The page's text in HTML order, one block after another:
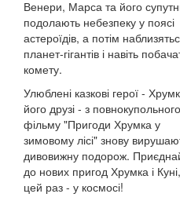
Венери, Марса та його
подолають небезпеку у поясі
астероїдів, а потім
планет-гігантів і навіть
комету.
Улюблені казкові герої -
його друзі - з повнокупольного
фільму "Пригоди Хрумка у
зимовому лісі" знову
дивовижну подорож.
до нових пригод Хрумка і
цей раз - у космосі!